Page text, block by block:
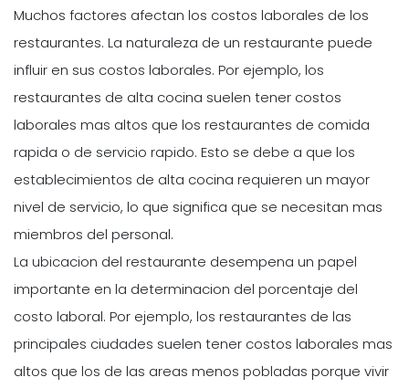
Muchos factores afectan los costos laborales de los
restaurantes. La naturaleza de un restaurante puede
influir en sus costos laborales. Por ejemplo, los
restaurantes de alta cocina suelen tener costos
laborales mas altos que los restaurantes de comida
rapida o de servicio rapido. Esto se debe a que los
establecimientos de alta cocina requieren un mayor
nivel de servicio, lo que significa que se necesitan mas
miembros del personal.
La ubicacion del restaurante desempena un papel
importante en la determinacion del porcentaje del
costo laboral. Por ejemplo, los restaurantes de las
principales ciudades suelen tener costos laborales mas
altos que los de las areas menos pobladas porque vivir